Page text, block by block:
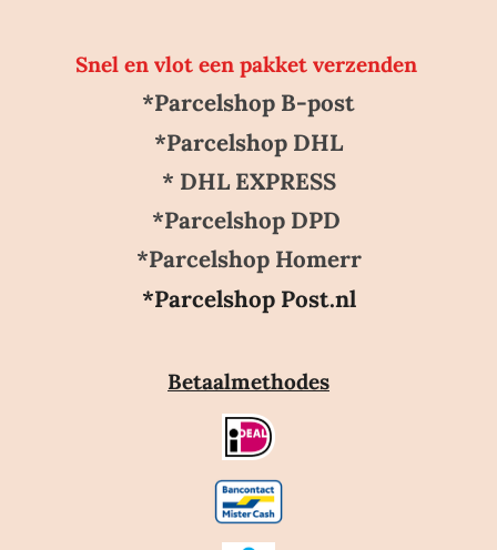
Snel en vlot een pakket verzenden
*Parcelshop B-post
*Parcelshop DHL
* DHL EXPRESS
*Parcelshop DPD
*Parcelshop Homerr
*Parcelshop Post.nl
Betaalmethodes